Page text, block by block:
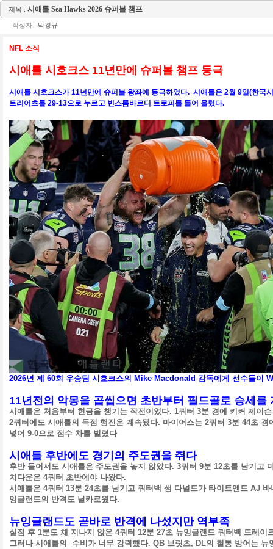
제목 : 시애틀 Sea Hawks 2026 슈퍼볼 챔프
작성자 : 박경규
NFL 소식
시애틀 시호크스 11년만에 슈퍼볼 챔프 등극
시애틀 시호크스가 11년만에 슈퍼볼 왕좌에 등극하였다. 시애틀은 2월 9일(한국
트리어츠를 29-13으로 누르고 빈스롬바르디 트로피를 들어 올렸다.
2026년 제 60회 우승팀 시호크스의 Mike Macdonald 감독에게 선수들이
11년전의 악몽을 곱씹으면 초반부터 필드골로 승세를
시애틀은 처음부터 현금을 챙기는 작전이었다. 1쿼터 3분 경에 키커 제이
2쿼터에도 시애틀의 득점 행진은 계속됐다. 마이어스는 2쿼터 3분 44초
넣어 9-0으로 점수 차를 벌렸다
시애틀 후반에도 경기의 주도권을 쥐다
후반 들어서도 시애틀은 주도권을 놓지 않았다. 3쿼터 9분 12초를 남기고
치다운은 4쿼터 초반에야 나왔다.
시애틀은 4쿼터 13분 24초를 남기고 쿼터백 샘 다널드가 타이트엔드 AJ
잉글랜드의 반격도 날카로웠다.
뉴잉글랜드도 곧바로 반격에 나섰지만 역부족
실점 후 1분도 채 지나지 않은 4쿼터 12분 27초 뉴잉글랜드 쿼터백 드레
그러나 시애틀의 수비가 너무 강력했다. QB 브릿츠, DL의 철통 방어는